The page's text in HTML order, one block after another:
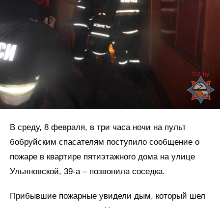
В среду, 8 февраля, в три часа ночи на пульт
бобруйским спасателям поступило сообщение о
пожаре в квартире пятиэтажного дома на улице
Ульяновской, 39-а – позвонила соседка.
Прибывшие пожарные увидели дым, который шел